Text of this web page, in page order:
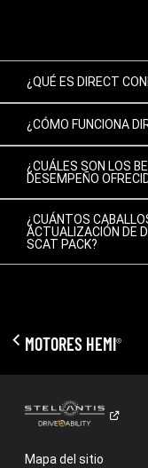
¿QUÉ ES DIRECT
¿CÓMO FUNCIONA
¿CUÁLES SON LOS
DESEMPEÑO
¿CUÁNTOS
ACTUALIZACIÓN DE
SCAT PACK?
MOTORES HEMI®
Mapa del sitio